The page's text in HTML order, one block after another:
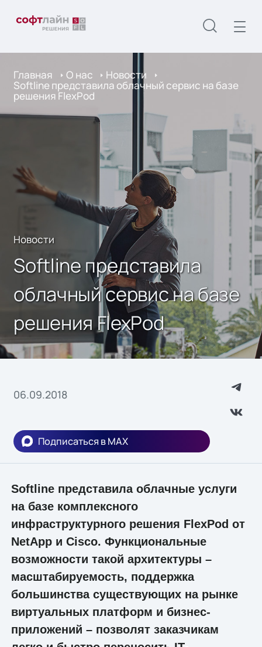
Главная О нас Новости
Softline представила облачный сервис на базе
решения FlexPod
Новости
Softline представила
облачный сервис на базе
решения FlexPod
06.09.2018
Подписаться в MAX
Softline представила облачные услуги
на базе комплексного
инфраструктурного решения FlexPod от
NetApp и Cisco. Функциональные
возможности такой архитектуры –
масштабируемость, поддержка
большинства существующих на рынке
виртуальных платформ и бизнес-
приложений – позволят заказчикам